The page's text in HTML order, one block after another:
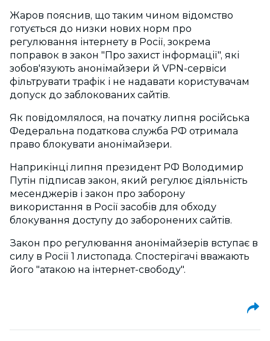
Жаров пояснив, що таким чином відомство
готується до низки нових норм про
регулювання інтернету в Росії, зокрема
поправок в закон "Про захист інформації", які
зобов'язують анонімайзери й VPN-сервіси
фільтрувати трафік і не надавати користувачам
допуск до заблокованих сайтів.
Як повідомлялося, на початку липня російська
Федеральна податкова служба РФ отримала
право блокувати анонімайзери.
Наприкінці липня президент РФ Володимир
Путін підписав закон, який регулює діяльність
месенджерів і закон про заборону
використання в Росії засобів для обходу
блокування доступу до заборонених сайтів.
Закон про регулювання анонімайзерів вступає в
силу в Росії 1 листопада. Спостерігачі вважають
його "атакою на інтернет-свободу".